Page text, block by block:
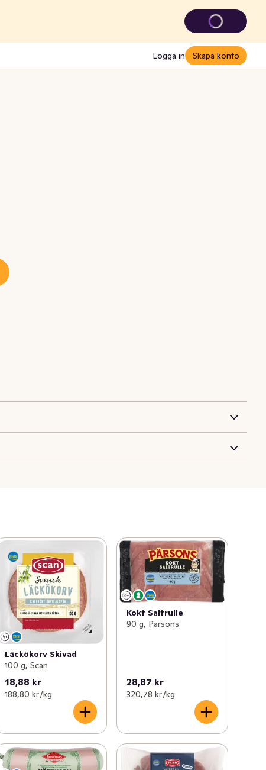
Logga in Skapa konto
Läckökorv Skivad
100 g, Scan
18,88 kr
188,80 kr /kg
Kokt Saltrulle
90 g, Pärsons
28,87 kr
320,78 kr /kg